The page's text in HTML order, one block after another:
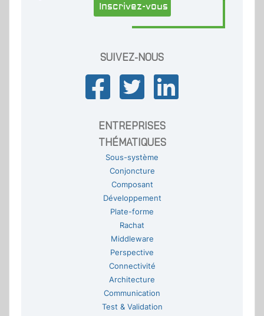
Inscrivez-vous
SUIVEZ-NOUS
ENTREPRISES
THÉMATIQUES
Sous-système
Conjoncture
Composant
Développement
Plate-forme
Rachat
Middleware
Perspective
Connectivité
Architecture
Communication
Test & Validation